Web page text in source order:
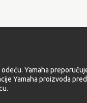
Yamaha
Yamaha proizvoda